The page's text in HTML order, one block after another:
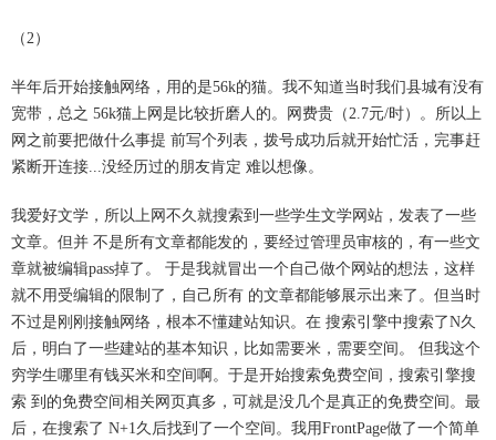
（2）
半年后开始接触网络，用的是56k的猫。我不知道当时我们县城有没有
宽带，总之 56k猫上网是比较折磨人的。网费贵（2.7元/时）。所以上
网之前要把做什么事提 前写个列表，拨号成功后就开始忙活，完事赶
紧断开连接...没经历过的朋友肯定 难以想像。
我爱好文学，所以上网不久就搜索到一些学生文学网站，发表了一些
文章。但并 不是所有文章都能发的，要经过管理员审核的，有一些文
章就被编辑pass掉了。 于是我就冒出一个自己做个网站的想法，这样
就不用受编辑的限制了，自己所有 的文章都能够展示出来了。但当时
不过是刚刚接触网络，根本不懂建站知识。在 搜索引擎中搜索了N久
后，明白了一些建站的基本知识，比如需要米，需要空间。 但我这个
穷学生哪里有钱买米和空间啊。于是开始搜索免费空间，搜索引擎搜
索 到的免费空间相关网页真多，可就是没几个是真正的免费空间。最
后，在搜索了 N+1久后找到了一个空间。我用FrontPage做了一个简单